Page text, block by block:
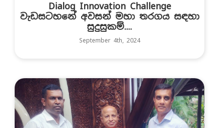
Dialog Innovation Challenge
වැඩසටහනේ අවසන් මහා තරගය සඳහා
සුදුසුකම්....
September 4th, 2024